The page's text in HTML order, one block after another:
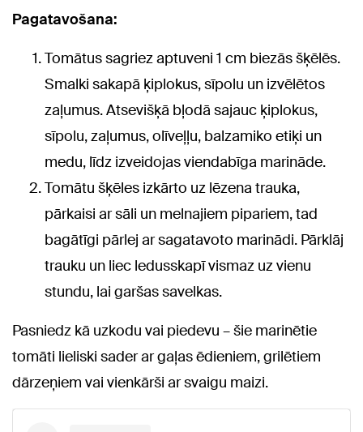
Pagatavošana:
Tomātus sagriez aptuveni 1 cm biezās šķēlēs.
Smalki sakapā ķiplokus, sīpolu un izvēlētos
zaļumus. Atsevišķā bļodā sajauc ķiplokus,
sīpolu, zaļumus, olīveļļu, balzamiko etiķi un
medu, līdz izveidojas viendabīga marināde.
Tomātu šķēles izkārto uz lēzena trauka,
pārkaisi ar sāli un melnajiem pipariem, tad
bagātīgi pārlej ar sagatavoto marinādi. Pārklāj
trauku un liec ledusskapī vismaz uz vienu
stundu, lai garšas savelkas.
Pasniedz kā uzkodu vai piedevu – šie marinētie
tomāti lieliski sader ar gaļas ēdieniem, grilētiem
dārzeņiem vai vienkārši ar svaigu maizi.